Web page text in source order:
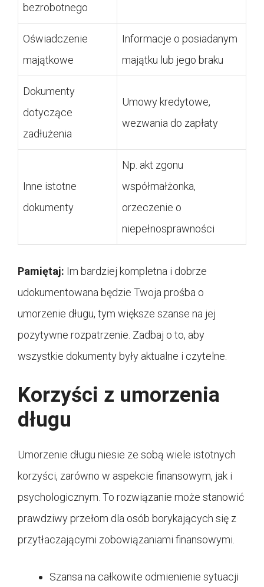
bezrobotnego
Oświadczenie
majątkowe
Informacje o posiadanym
majątku lub jego braku
Dokumenty
dotyczące
zadłużenia
Umowy kredytowe,
wezwania do zapłaty
Inne istotne
dokumenty
Np. akt zgonu
współmałżonka,
orzeczenie o
niepełnosprawności
Pamiętaj: Im bardziej kompletna i dobrze
udokumentowana będzie Twoja prośba o
umorzenie długu, tym większe szanse na jej
pozytywne rozpatrzenie. Zadbaj o to, aby
wszystkie dokumenty były aktualne i czytelne.
Korzyści z umorzenia
długu
Umorzenie długu niesie ze sobą wiele istotnych
korzyści, zarówno w aspekcie finansowym, jak i
psychologicznym. To rozwiązanie może stanowić
prawdziwy przełom dla osób borykających się z
przytłaczającymi zobowiązaniami finansowymi.
Szansa na całkowite odmienienie sytuacji